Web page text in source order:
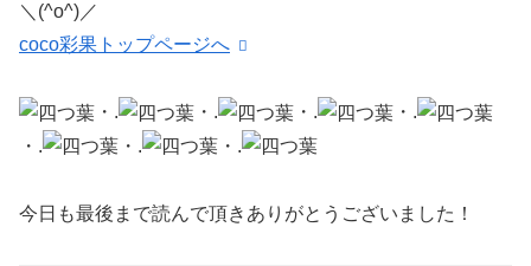
＼(^o^)／
coco彩果トップページへ
・. ・. ・.
・.
・.
・. ・.
今日も最後まで読んで頂きありがとうございました！